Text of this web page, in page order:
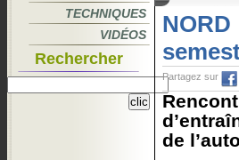
TECHNIQUES
VIDÉOS
Rechercher
Partagez sur
de